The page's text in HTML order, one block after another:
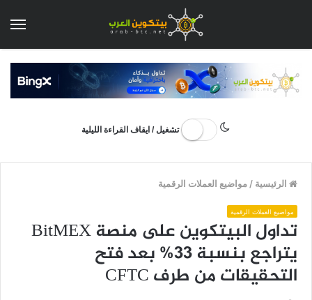
تشغيل / ايقاف القراءة الليلية
الرئيسية /مواضيع العملات الرقمية
مواضيع العملات الرقمية
تداول البيتكوين على منصة BitMEX
يتراجع بنسبة 33% بعد فتح
التحقيقات من طرف CFTC